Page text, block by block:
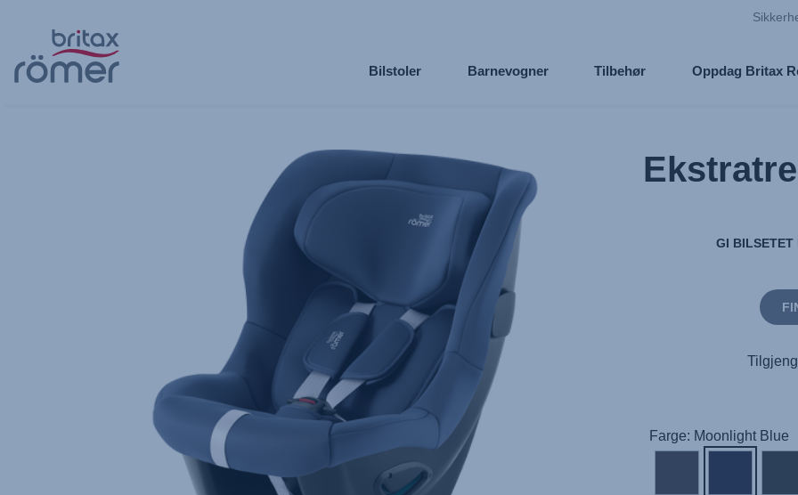
Hopp
til
Bilstoler Barnevogner Tilbehør Oppdag Britax
GI BILSETET
Farge: Moonlight Blue